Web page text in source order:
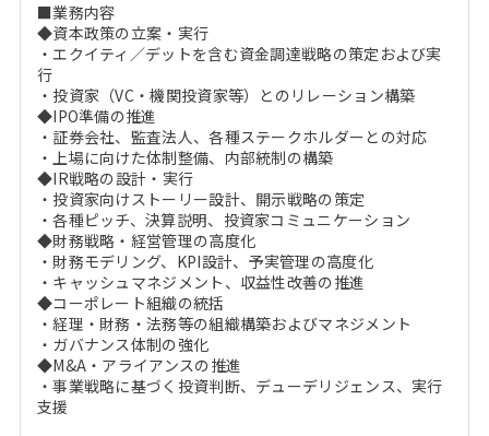
■業務内容
◆資本政策の立案・実行
・エクイティ／デットを含む資金調達戦略の策定および実
行
・投資家（VC・機関投資家等）とのリレーション構築
◆IPO準備の推進
・証券会社、監査法人、各種ステークホルダーとの対応
・上場に向けた体制整備、内部統制の構築
◆IR戦略の設計・実行
・投資家向けストーリー設計、開示戦略の策定
・各種ピッチ、決算説明、投資家コミュニケーション
◆財務戦略・経営管理の高度化
・財務モデリング、KPI設計、予実管理の高度化
・キャッシュマネジメント、収益性改善の推進
◆コーポレート組織の統括
・経理・財務・法務等の組織構築およびマネジメント
・ガバナンス体制の強化
◆M&A・アライアンスの推進
・事業戦略に基づく投資判断、デューデリジェンス、実行
支援